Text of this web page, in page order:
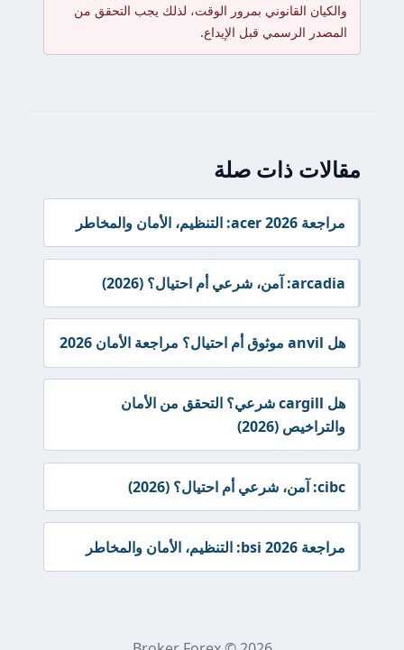
والكيان القانوني بمرور الوقت، لذلك يجب التحقق من
المصدر الرسمي قبل الإيداع.
مقالات ذات صلة
مراجعة acer 2026: التنظيم، الأمان والمخاطر
arcadia: آمن، شرعي أم احتيال؟ (2026)
هل anvil موثوق أم احتيال؟ مراجعة الأمان 2026
هل cargill شرعي؟ التحقق من الأمان
والتراخيص (2026)
cibc: آمن، شرعي أم احتيال؟ (2026)
مراجعة bsi 2026: التنظيم، الأمان والمخاطر